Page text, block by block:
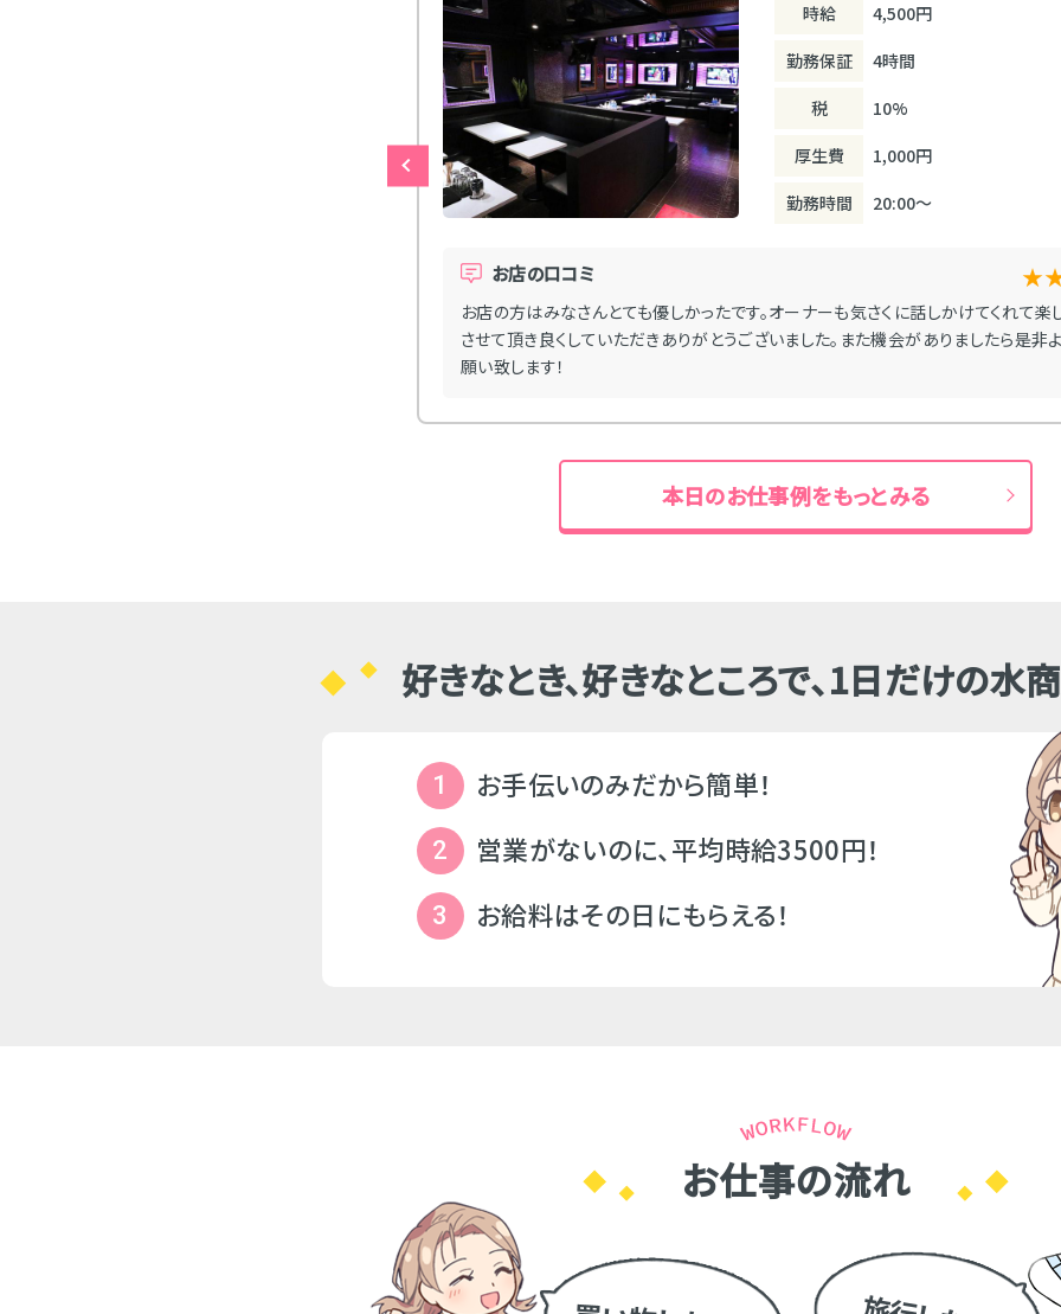
時給
4,500円
勤務保証
4時間
税
10%
厚生費
1,000円
勤務時間
20:00～
お店の口コミ
お店の方はみなさんとても優しかったです。オーナーも気さくに話しかけてくれて楽
させて頂き良くしていただきありがとうございました。また機会がありましたら是非
願い致します！
本日のお仕事例をもっとみる
好きなとき、好きなところで、1日だけの水
1 お手伝いのみだから簡単！
2 営業がないのに、平均時給3500円！
3 お給料はその日にもらえる！
お仕事の流れ